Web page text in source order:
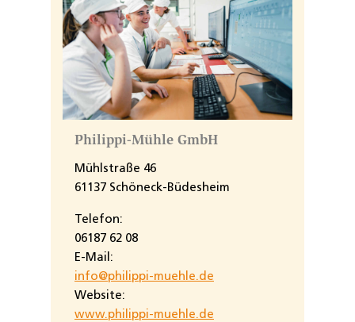
Philippi-Mühle GmbH
Mühlstraße 46
61137 Schöneck-Büdesheim
Telefon:
06187 62 08
E-Mail:
info@philippi-muehle.de
Website:
www.philippi-muehle.de